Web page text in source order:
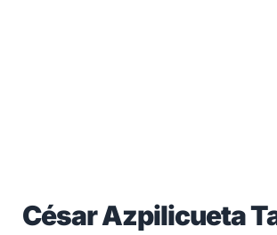
César Azpilicueta